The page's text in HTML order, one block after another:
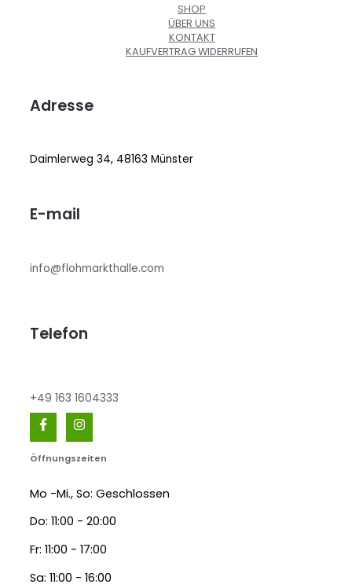
SHOP
ÜBER UNS
KONTAKT
KAUFVERTRAG WIDERRUFEN
Adresse
Daimlerweg 34, 48163 Münster
E-mail
info@flohmarkthalle.com
Telefon
+49 163 1604333
Öffnungszeiten
Mo -Mi., So: Geschlossen
Do: 11:00 - 20:00
Fr: 11:00 - 17:00
Sa: 11:00 - 16:00